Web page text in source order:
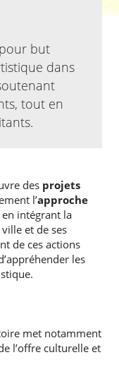
but
dans
tout en
des projets
l’approche
en intégrant la
et de ses
de ces actions
les
met notamment
l’offre culturelle et